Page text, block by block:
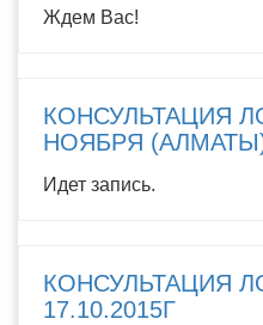
Ждем Вас!
КОНСУЛЬТАЦИЯ
НОЯБРЯ
Идет запись.
КОНСУЛЬТАЦИЯ
17.10.2015Г